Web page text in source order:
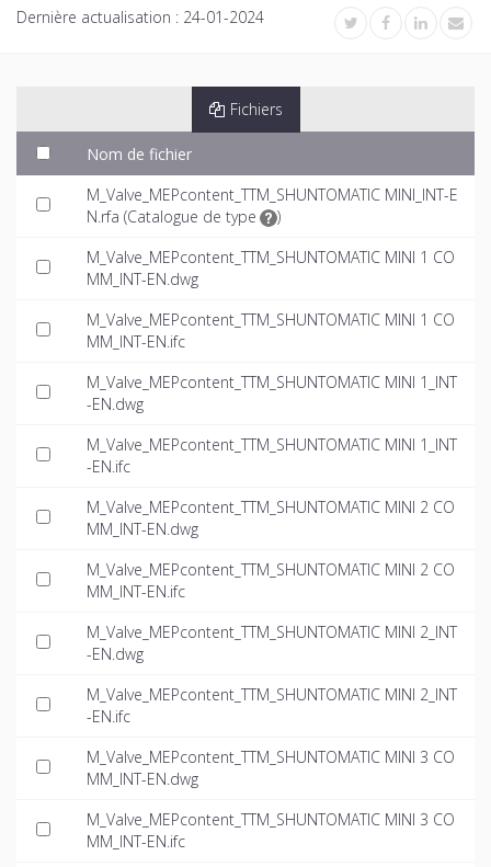
Dernière actualisation : 24-01-2024
Fichiers
Nom de fichier
M_Valve_MEPcontent_TTM_SHUNTOMATIC MINI_INT-E
N.rfa (Catalogue de type
)
M_Valve_MEPcontent_TTM_SHUNTOMATIC MINI 1 CO
MM_INT-EN.dwg
M_Valve_MEPcontent_TTM_SHUNTOMATIC MINI 1 CO
MM_INT-EN.ifc
M_Valve_MEPcontent_TTM_SHUNTOMATIC MINI 1_INT
-EN.dwg
M_Valve_MEPcontent_TTM_SHUNTOMATIC MINI 1_INT
-EN.ifc
M_Valve_MEPcontent_TTM_SHUNTOMATIC MINI 2 CO
MM_INT-EN.dwg
M_Valve_MEPcontent_TTM_SHUNTOMATIC MINI 2 CO
MM_INT-EN.ifc
M_Valve_MEPcontent_TTM_SHUNTOMATIC MINI 2_INT
-EN.dwg
M_Valve_MEPcontent_TTM_SHUNTOMATIC MINI 2_INT
-EN.ifc
M_Valve_MEPcontent_TTM_SHUNTOMATIC MINI 3 CO
MM_INT-EN.dwg
M_Valve_MEPcontent_TTM_SHUNTOMATIC MINI 3 CO
MM_INT-EN.ifc